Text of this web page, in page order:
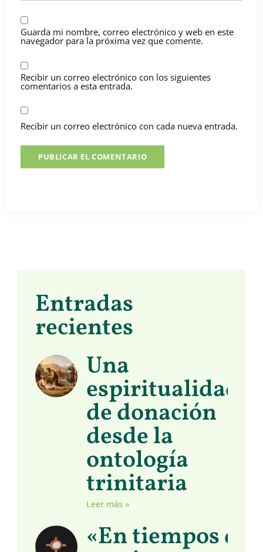
Guarda mi nombre, correo electrónico y web en este
navegador para la próxima vez que comente.
Recibir un correo electrónico con los siguientes
comentarios a esta entrada.
Recibir un correo electrónico con cada nueva entrada.
Entradas
recientes
Una
espiritualidad
de donación
desde la
ontología
trinitaria
Leer más »
«En tiempos de